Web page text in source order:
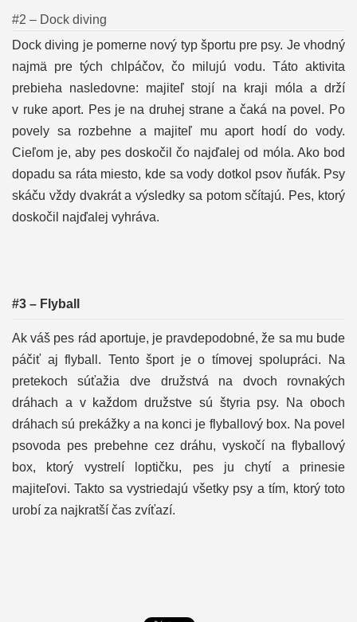
#2 – Dock diving
Dock diving je pomerne nový typ športu pre psy. Je vhodný
najmä pre tých chlpáčov, čo milujú vodu. Táto aktivita
prebieha nasledovne: majiteľ stojí na kraji móla a drží
v ruke aport. Pes je na druhej strane a čaká na povel. Po
povely sa rozbehne a majiteľ mu aport hodí do vody.
Cieľom je, aby pes doskočil čo najďalej od móla. Ako bod
dopadu sa ráta miesto, kde sa vody dotkol psov ňufák. Psy
skáču vždy dvakrát a výsledky sa potom sčítajú. Pes, ktorý
doskočil najďalej vyhráva.
#3 – Flyball
Ak váš pes rád aportuje, je pravdepodobné, že sa mu bude
páčiť aj flyball. Tento šport je o tímovej spolupráci. Na
pretekoch súťažia dve družstvá na dvoch rovnakých
dráhach a v každom družstve sú štyria psy. Na oboch
dráhach sú prekážky a na konci je flyballový box. Na povel
psovoda pes prebehne cez dráhu, vyskočí na flyballový
box, ktorý vystrelí loptičku, pes ju chytí a prinesie
majiteľovi. Takto sa vystriedajú všetky psy a tím, ktorý toto
urobí za najkratší čas zvíťazí.